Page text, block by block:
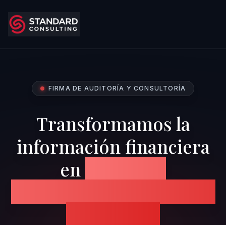
FIRMA DE AUDITORÍA Y CONSULTORÍA
Transformamos la
información financiera
en